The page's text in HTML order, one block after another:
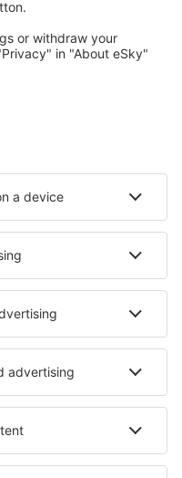
Städte
in Heringsdorf
Dassow
in Sospirolo
in Katikati
in A Lanzada